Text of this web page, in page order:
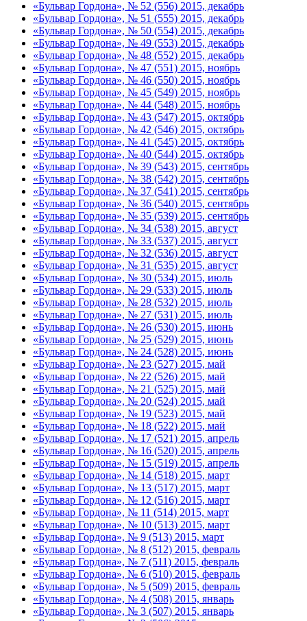
«Бульвар Гордона», № 52 (556) 2015, декабрь
«Бульвар Гордона», № 51 (555) 2015, декабрь
«Бульвар Гордона», № 50 (554) 2015, декабрь
«Бульвар Гордона», № 49 (553) 2015, декабрь
«Бульвар Гордона», № 48 (552) 2015, декабрь
«Бульвар Гордона», № 47 (551) 2015, ноябрь
«Бульвар Гордона», № 46 (550) 2015, ноябрь
«Бульвар Гордона», № 45 (549) 2015, ноябрь
«Бульвар Гордона», № 44 (548) 2015, ноябрь
«Бульвар Гордона», № 43 (547) 2015, октябрь
«Бульвар Гордона», № 42 (546) 2015, октябрь
«Бульвар Гордона», № 41 (545) 2015, октябрь
«Бульвар Гордона», № 40 (544) 2015, октябрь
«Бульвар Гордона», № 39 (543) 2015, сентябрь
«Бульвар Гордона», № 38 (542) 2015, сентябрь
«Бульвар Гордона», № 37 (541) 2015, сентябрь
«Бульвар Гордона», № 36 (540) 2015, сентябрь
«Бульвар Гордона», № 35 (539) 2015, сентябрь
«Бульвар Гордона», № 34 (538) 2015, август
«Бульвар Гордона», № 33 (537) 2015, август
«Бульвар Гордона», № 32 (536) 2015, август
«Бульвар Гордона», № 31 (535) 2015, август
«Бульвар Гордона», № 30 (534) 2015, июль
«Бульвар Гордона», № 29 (533) 2015, июль
«Бульвар Гордона», № 28 (532) 2015, июль
«Бульвар Гордона», № 27 (531) 2015, июль
«Бульвар Гордона», № 26 (530) 2015, июнь
«Бульвар Гордона», № 25 (529) 2015, июнь
«Бульвар Гордона», № 24 (528) 2015, июнь
«Бульвар Гордона», № 23 (527) 2015, май
«Бульвар Гордона», № 22 (526) 2015, май
«Бульвар Гордона», № 21 (525) 2015, май
«Бульвар Гордона», № 20 (524) 2015, май
«Бульвар Гордона», № 19 (523) 2015, май
«Бульвар Гордона», № 18 (522) 2015, май
«Бульвар Гордона», № 17 (521) 2015, апрель
«Бульвар Гордона», № 16 (520) 2015, апрель
«Бульвар Гордона», № 15 (519) 2015, апрель
«Бульвар Гордона», № 14 (518) 2015, март
«Бульвар Гордона», № 13 (517) 2015, март
«Бульвар Гордона», № 12 (516) 2015, март
«Бульвар Гордона», № 11 (514) 2015, март
«Бульвар Гордона», № 10 (513) 2015, март
«Бульвар Гордона», № 9 (513) 2015, март
«Бульвар Гордона», № 8 (512) 2015, февраль
«Бульвар Гордона», № 7 (511) 2015, февраль
«Бульвар Гордона», № 6 (510) 2015, февраль
«Бульвар Гордона», № 5 (509) 2015, февраль
«Бульвар Гордона», № 4 (508) 2015, январь
«Бульвар Гордона», № 3 (507) 2015, январь